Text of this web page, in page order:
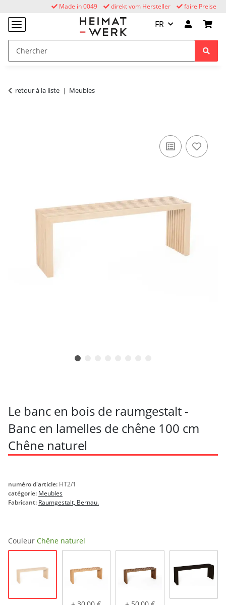
faire Preise
direkt vom Hersteller
Made in 0049
FR
retour à la liste Meubles
Le banc en bois de raumgestalt -
Banc en lamelles de chêne 100 cm
Chêne naturel
numéro d'article: HT2/1
catégorie: Meubles
Fabricant: Raumgestalt, Bernau.
Couleur Chêne naturel
Chêne naturelChêne clair, huiléChêne foncé, huilé